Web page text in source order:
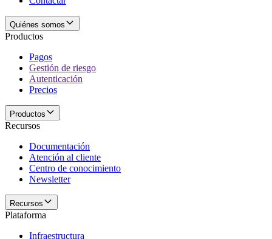
Quiénes somos
Productos
Pagos
Gestión de riesgo
Autenticación
Precios
Productos
Recursos
Documentación
Atención al cliente
Centro de conocimiento
Newsletter
Recursos
Plataforma
Infraestructura